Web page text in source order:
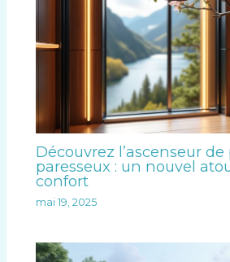
Découvrez l’ascenseur
paresseux : un nouvel
confort
mai 19, 2025